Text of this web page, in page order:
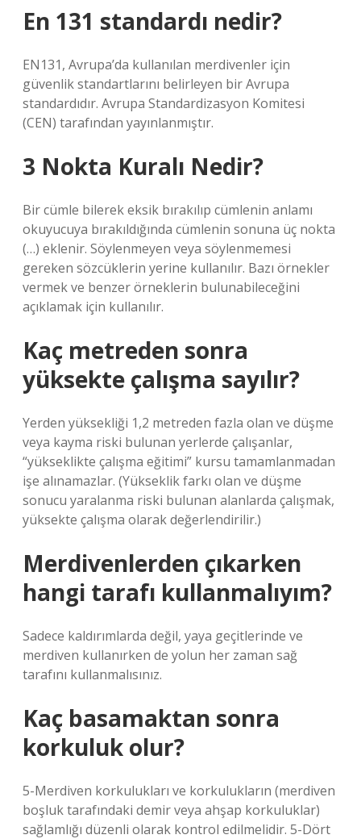
En 131 standardı nedir?
EN131, Avrupa’da kullanılan merdivenler için
güvenlik standartlarını belirleyen bir Avrupa
standardıdır. Avrupa Standardizasyon Komitesi
(CEN) tarafından yayınlanmıştır.
3 Nokta Kuralı Nedir?
Bir cümle bilerek eksik bırakılıp cümlenin anlamı
okuyucuya bırakıldığında cümlenin sonuna üç nokta
(…) eklenir. Söylenmeyen veya söylenmemesi
gereken sözcüklerin yerine kullanılır. Bazı örnekler
vermek ve benzer örneklerin bulunabileceğini
açıklamak için kullanılır.
Kaç metreden sonra
yüksekte çalışma sayılır?
Yerden yüksekliği 1,2 metreden fazla olan ve düşme
veya kayma riski bulunan yerlerde çalışanlar,
“yükseklikte çalışma eğitimi” kursu tamamlanmadan
işe alınamazlar. (Yükseklik farkı olan ve düşme
sonucu yaralanma riski bulunan alanlarda çalışmak,
yüksekte çalışma olarak değerlendirilir.)
Merdivenlerden çıkarken
hangi tarafı kullanmalıyım?
Sadece kaldırımlarda değil, yaya geçitlerinde ve
merdiven kullanırken de yolun her zaman sağ
tarafını kullanmalısınız.
Kaç basamaktan sonra
korkuluk olur?
5-Merdiven korkulukları ve korkulukların (merdiven
boşluk tarafındaki demir veya ahşap korkuluklar)
sağlamlığı düzenli olarak kontrol edilmelidir. 5-Dört